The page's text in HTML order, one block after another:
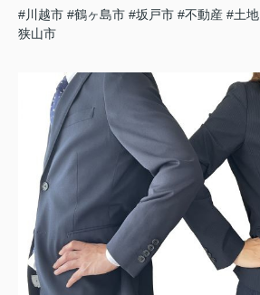
#川越市 #鶴ヶ島市 #坂戸市 #不動産 #土地
狭山市